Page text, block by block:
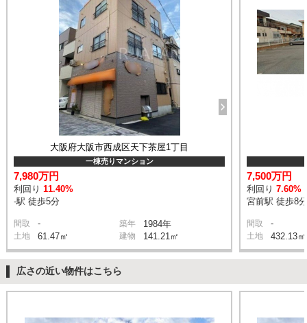
大阪府大阪市西成区天下茶屋1丁目
一棟売りマンション
7,980万円
利回り11.40%
-駅 徒歩5分
間取 - 築年 1984年
土地 61.47㎡ 建物 141.21㎡
7,500万円
利回り 7.60%
宮前駅 徒歩8分
間取 -
土地 432.13㎡
広さの近い物件はこちら